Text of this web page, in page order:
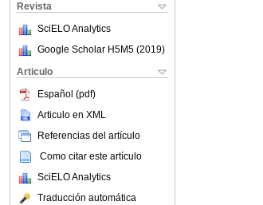
Revista
SciELO Analytics
Google Scholar H5M5 (2019)
Articulo
Español (pdf)
Articulo en XML
Referencias del artículo
Como citar este artículo
SciELO Analytics
Traducción automática